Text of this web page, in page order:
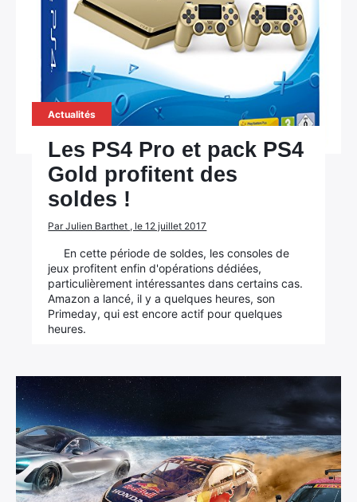
Actualités
Les PS4 Pro et pack PS4
Gold profitent des
soldes !
Par Julien Barthet , le 12 juillet 2017
En cette période de soldes, les consoles de
jeux profitent enfin d'opérations dédiées,
particulièrement intéressantes dans certains cas.
Amazon a lancé, il y a quelques heures, son
Primeday, qui est encore actif pour quelques
heures.
Rechercher